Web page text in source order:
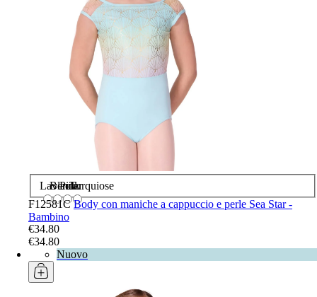
Lavender
Black
PinkTurquiose
F12581C Body con maniche a cappuccio e perle Sea Star -
Bambino
€34.80
€34.80
Nuovo